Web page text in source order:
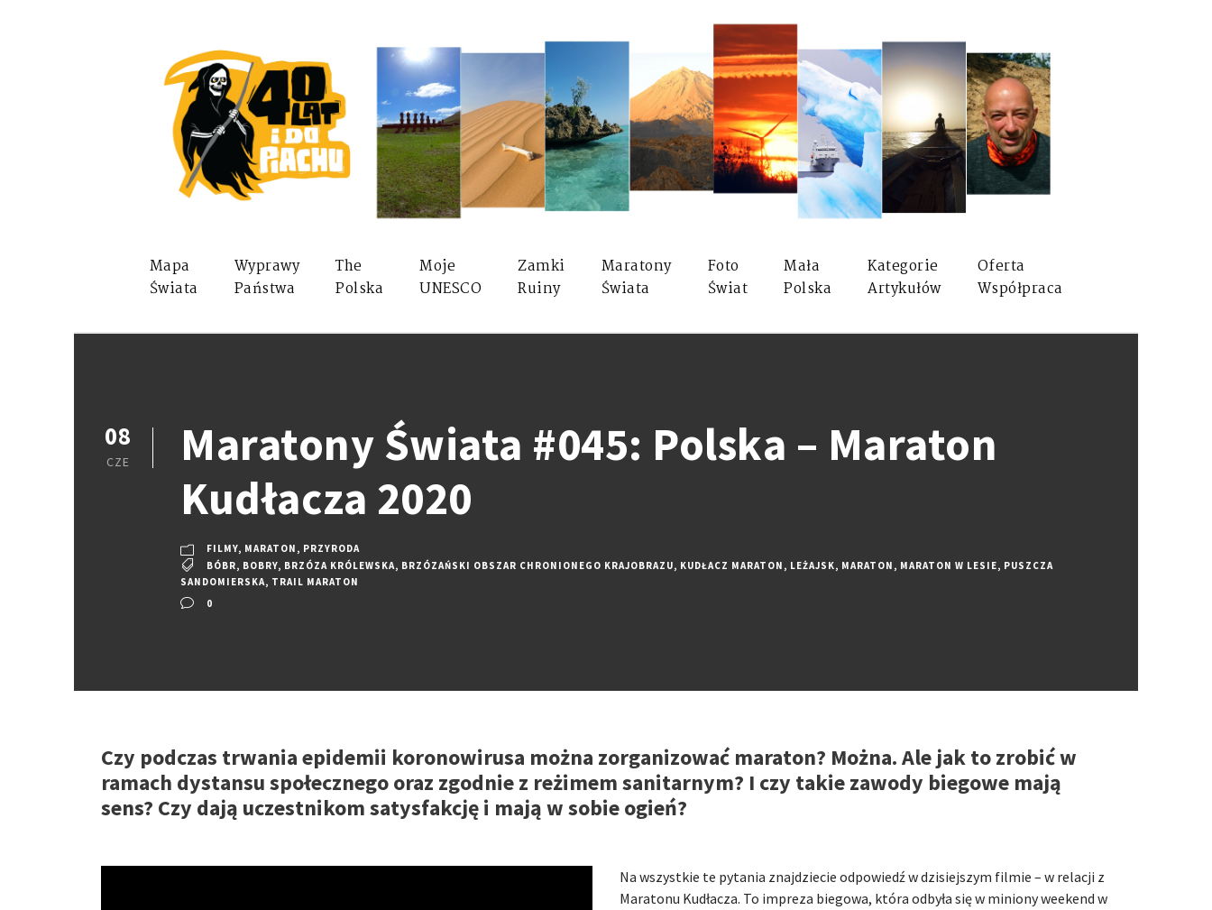
Mapa
Świata
Wyprawy
Państwa
The
Polska
Moje
UNESCO
Zamki
Ruiny
Maratony
Świata
Foto
Świat
Mała
Polska
Kategorie
Artykułów
Oferta
Współpraca
08
CZE
Maratony Świata #045: Polska – Maraton
Kudłacza 2020
FILMY, MARATON , PRZYRODA
BÓBR, BOBRY, BRZÓZA KRÓLEWSKA, BRZÓZAŃSKI OBSZAR CHRONIONEGO KRAJOBRAZU, KUDŁACZ MARATON , LEŻAJSK, MARATON , MARATON W LESIE, PUSZCZA
SANDOMIERSKA, TRAIL MARATON
0
Czy podczas trwania epidemii koronowirusa można zorganizować maraton? Można. Ale jak to zrobić w
ramach dystansu społecznego oraz zgodnie z reżimem sanitarnym? I czy takie zawody biegowe mają
sens? Czy dają uczestnikom satysfakcję i mają w sobie ogień?
Na wszystkie te pytania znajdziecie odpowiedź w dzisiejszym filmie – w relacji z
Maratonu Kudłacza. To impreza biegowa, która odbyła się w miniony weekend w